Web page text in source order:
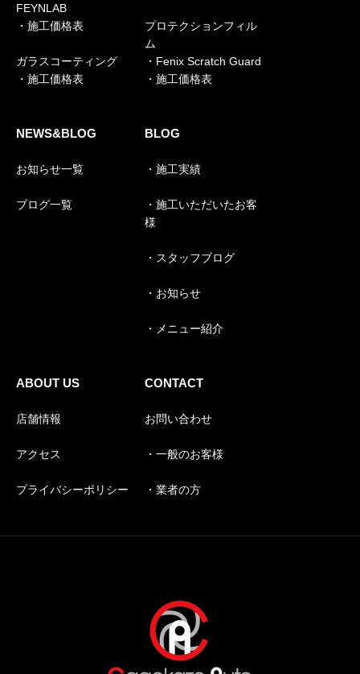
FEYNLAB
・施工価格表
ガラスコーティング
・施工価格表
プロテクションフィル
ム
・Fenix Scratch Guard
・施工価格表
NEWS&BLOG
お知らせ一覧
ブログ一覧
BLOG
・施工実績
・施工いただいたお客
様
・スタッフブログ
・お知らせ
・メニュー紹介
ABOUT US
店舗情報
アクセス
プライバシーポリシー
CONTACT
お問い合わせ
・一般のお客様
・業者の方